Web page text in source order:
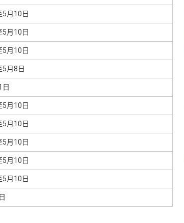
5月10日
5月10日
5月10日
5月8日
日
5月10日
5月10日
5月10日
5月10日
5月10日